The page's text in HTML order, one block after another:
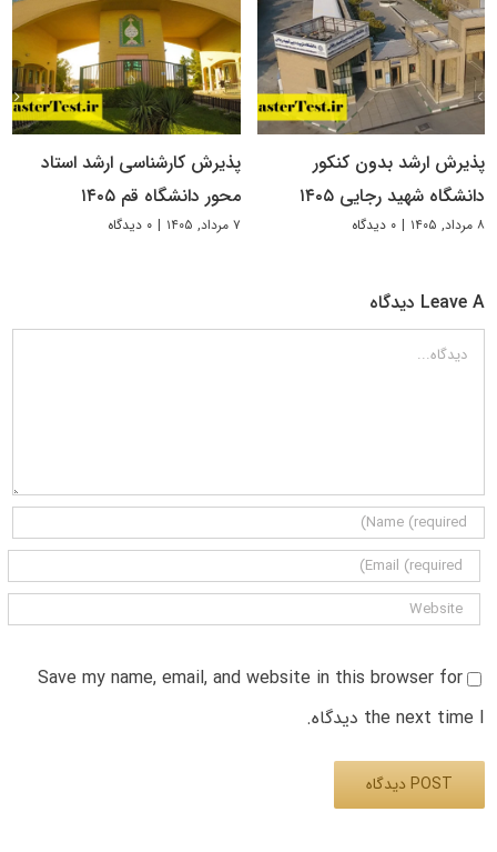
پذیرش ارشد بدون کنکور
دانشگاه شهید رجایی ۱۴۰۵
۸ مرداد, ۱۴۰۵ | ۰ دیدگاه
پذیرش کارشناسی ارشد استاد
محور دانشگاه قم ۱۴۰۵
۷ مرداد, ۱۴۰۵ | ۰ دیدگاه
Leave A دیدگاه
دیدگاه
Save my name, email, and website in this browser for
the next time I دیدگاه.